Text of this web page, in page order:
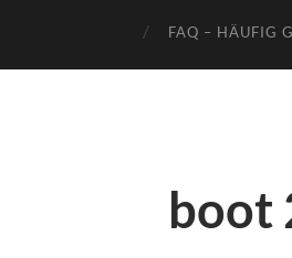
FAQ – HÄUFIG
boot